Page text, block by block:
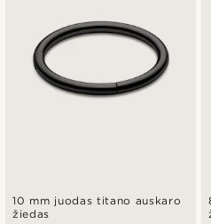
10 mm juodas titano auskaro
žiedas